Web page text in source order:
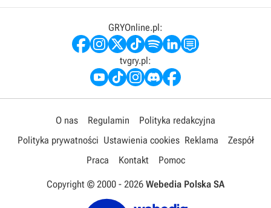
GRYOnline.pl:
tvgry.pl:
O nas Regulamin
Polityka redakcyjna
Polityka prywatności Ustawienia cookies Reklama
Zespół
Praca
Kontakt Pomoc
Copyright © 2000 - 2026 Webedia Polska SA